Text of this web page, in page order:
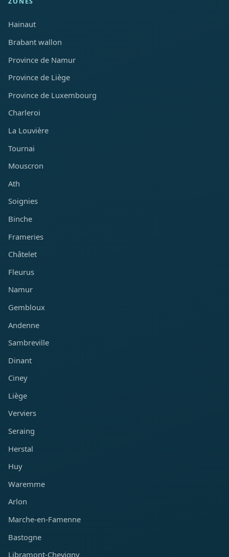
Hainaut
Brabant wallon
Province de Namur
Province de Liège
Province de Luxembourg
Charleroi
La Louvière
Tournai
Mouscron
Ath
Soignies
Binche
Frameries
Châtelet
Fleurus
Namur
Gembloux
Andenne
Sambreville
Dinant
Ciney
Liège
Verviers
Seraing
Herstal
Huy
Waremme
Arlon
Marche-en-Famenne
Bastogne
Libramont-Chevigny